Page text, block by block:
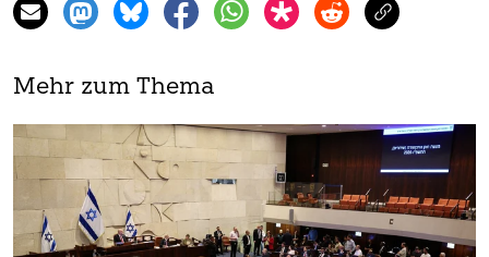
Mehr zum Thema